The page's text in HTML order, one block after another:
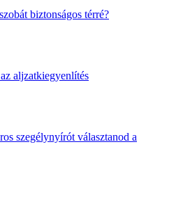
biztonságos térré?
aljzatkiegyenlítés
szegélynyírót választanod a